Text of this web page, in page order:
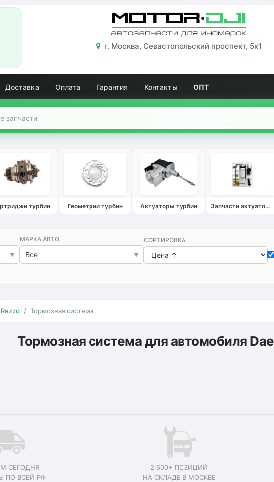
г. Москва, Севастопольский проспект, 5к1
Доставка Оплата Гарантия Контакты ОПТ
турбин Геометрии турбин Актуаторы турбин Запчасти актуаторов турбин
МАРКА АВТО
Все
СОРТИРОВКА
Тормозная система
Тормозная система для автомобиля
СЕГОДНЯ
ПО ВСЕЙ РФ
2 600+ ПОЗИЦИЙ
НА СКЛАДЕ В МОСКВЕ